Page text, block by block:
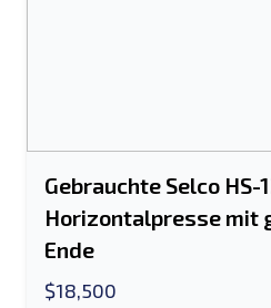
Gebrauchte Selco HS-
Horizontalpresse mit
Ende
$18,500